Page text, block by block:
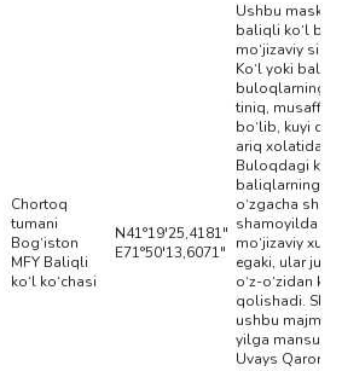
Chortoq
tumani
Bog‘iston
MFY Baliqli
ko‘l ko‘chasi
N41°19'25,4181"
E71°50'13,6071"
Ushbu
baliqli ko‘l
mo‘jizaviy
Ko‘l yoki baliqli
buloqlarning
tiniq, musaffo,
bo‘lib, kuyi
ariq xolatida
Buloqdagi
baliqlarning
o‘zgacha
shamoyilda
mo‘jizaviy
egaki, ular
o‘z-o‘zidan
qolishadi.
ushbu
yilga mansub
Uvays Qaroniy